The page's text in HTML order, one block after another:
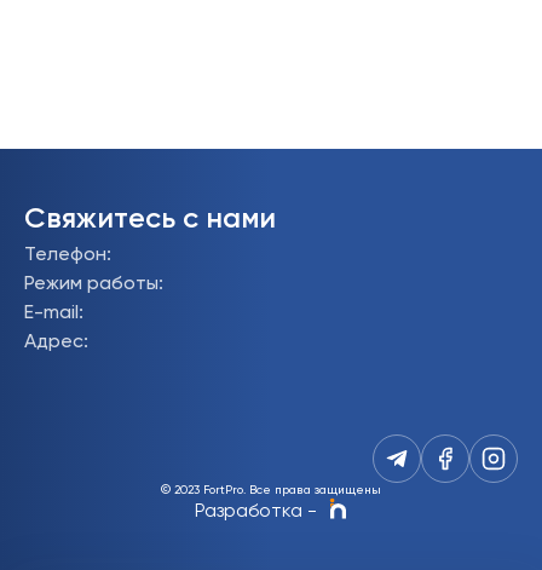
Свяжитесь с нами
Телефон:
Режим работы:
E-mail :
Адрес:
© 2023 FortPro. Все права защищены
Разработка -